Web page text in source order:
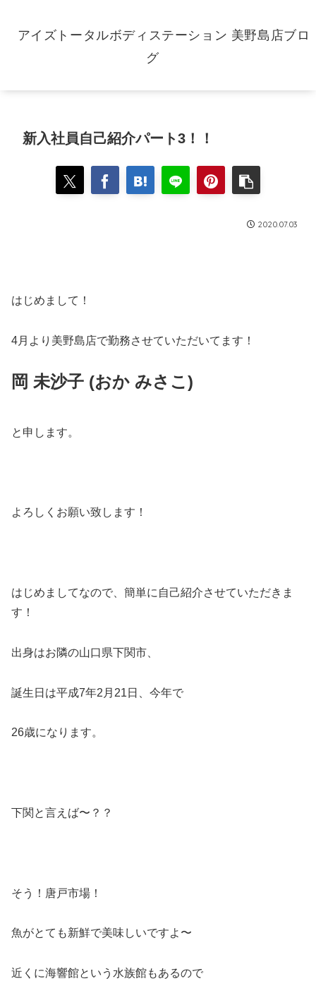
アイズトータルボディステーション 美野島店ブロ
グ
新入社員自己紹介パート3！！
2020.07.03
はじめまして！
4月より美野島店で勤務させていただいてます！
岡 未沙子 (おか みさこ)
と申します。
よろしくお願い致します！
はじめましてなので、簡単に自己紹介させていただきま
す！
出身はお隣の山口県下関市、
誕生日は平成7年2月21日、今年で
26歳になります。
下関と言えば〜？？
そう！唐戸市場！
魚がとても新鮮で美味しいですよ〜
近くに海響館という水族館もあるので